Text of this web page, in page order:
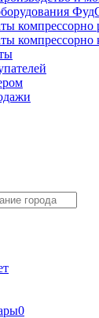
компрессорно
компрессорно
0